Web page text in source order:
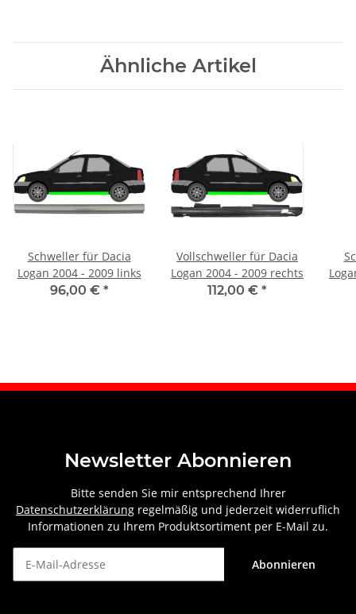
Ähnliche Artikel
Schweller für Dacia
Logan 2004 - 2009 links
96,00 € *
Vollschweller für Dacia
Logan 2004 - 2009 rechts
112,00 € *
Newsletter Abonnieren
Bitte senden Sie mir entsprechend Ihrer
Datenschutzerklärung regelmäßig und jederzeit widerruflich
Informationen zu Ihrem Produktsortiment per E-Mail zu.
Abonnieren